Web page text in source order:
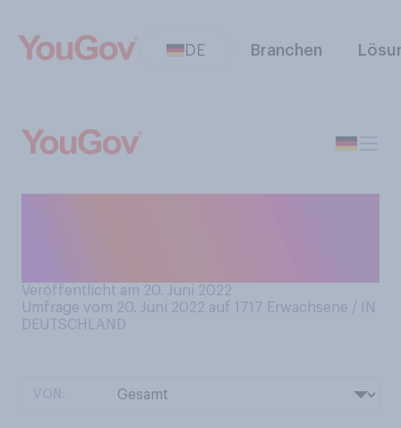
DE Branchen
Veröffentlicht am 20. Juni 2022
Umfrage vom 20. Juni 2022 auf 1717 Erwachsene / IN
DEUTSCHLAND